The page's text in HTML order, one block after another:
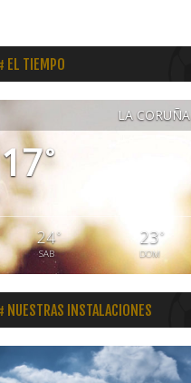
EL TIEMPO
LA CORUÑA
17°
24°
SAB
23°
DOM
NUESTRAS INSTALACIONES